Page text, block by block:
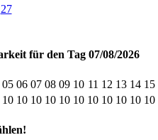
27
für den Tag 07/08/2026
05 06 07 08 09 10 11 12 13 14 15
10 10 10 10 10 10 10 10 10 10 10